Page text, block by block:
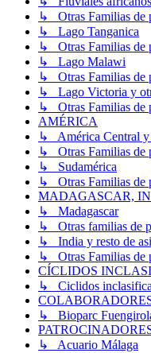
↳ Otras Familias de
↳ Lago Tanganica
↳ Otras Familias de
↳ Lago Malawi
↳ Otras Familias de
↳ Lago Victoria y
↳ Otras Familias de
AMÉRICA
↳ América Central y
↳ Otras Familias de
↳ Sudamérica
↳ Otras Familias de
MADAGASCAR,
↳ Madagascar
↳ Otras familias de
↳ India y resto de
↳ Otras Familias de
CÍCLIDOS
↳ Ciclidos
↳ Bioparc
↳ Acuario Málaga